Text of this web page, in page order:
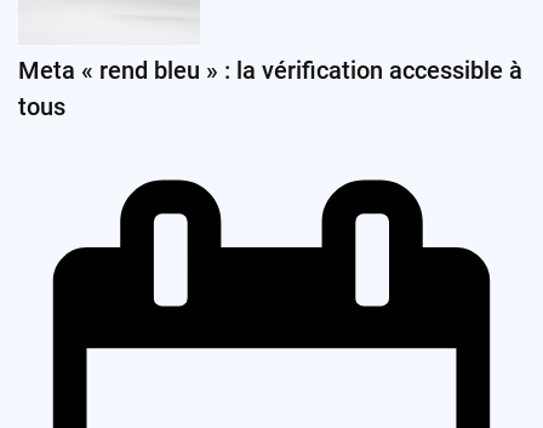
Meta « rend bleu » : la vérification accessible à
tous